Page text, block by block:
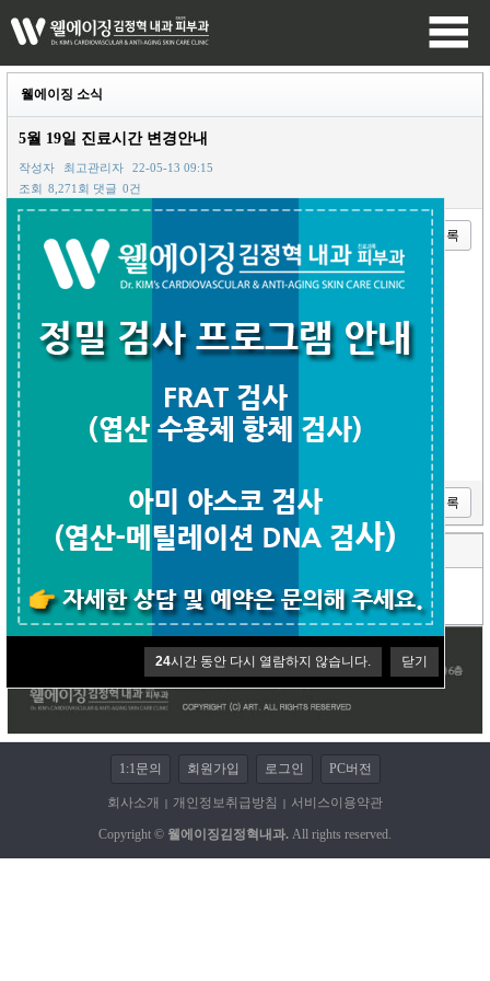
24시간 동안 다시 열람하지 않습니다. 닫기
웰에이징 소식
5월 19일 진료시간 변경안내
작성자 최고관리자
22-05-13 09:15
조회 8,271회 댓글 0건
이전글 다음글 목록
본문
개인 사정으로 인해
5월 19일 (목)에는
오전 진료가 불가합니다.
오후 진료는 정상적으로 오후 2시~ 7시까지 진행합니다.
진료에 참고해주시고,
많은 양해 부탁드립니다.
다음글 목록
댓글 (0) 코멘트쓰기
등록된 댓글이 없습니다.
1:1문의 회원가입 로그인 PC버전
회사소개 | 개인정보취급방침 | 서비스이용약관
Copyright © 웰에이징김정혁내과. All rights reserved.